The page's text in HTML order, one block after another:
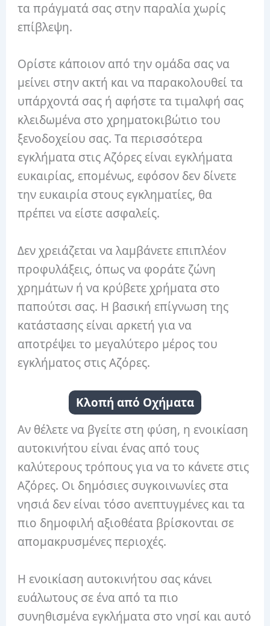
τα πράγματά σας στην παραλία χωρίς
επίβλεψη.
Ορίστε κάποιον από την ομάδα σας να
μείνει στην ακτή και να παρακολουθεί τα
υπάρχοντά σας ή αφήστε τα τιμαλφή σας
κλειδωμένα στο χρηματοκιβώτιο του
ξενοδοχείου σας. Τα περισσότερα
εγκλήματα στις Αζόρες είναι εγκλήματα
ευκαιρίας, επομένως, εφόσον δεν δίνετε
την ευκαιρία στους εγκληματίες, θα
πρέπει να είστε ασφαλείς.
Δεν χρειάζεται να λαμβάνετε επιπλέον
προφυλάξεις, όπως να φοράτε ζώνη
χρημάτων ή να κρύβετε χρήματα στο
παπούτσι σας. Η βασική επίγνωση της
κατάστασης είναι αρκετή για να
αποτρέψει το μεγαλύτερο μέρος του
εγκλήματος στις Αζόρες.
Κλοπή από Οχήματα
Αν θέλετε να βγείτε στη φύση, η ενοικίαση
αυτοκινήτου είναι ένας από τους
καλύτερους τρόπους για να το κάνετε στις
Αζόρες. Οι δημόσιες συγκοινωνίες στα
νησιά δεν είναι τόσο ανεπτυγμένες και τα
πιο δημοφιλή αξιοθέατα βρίσκονται σε
απομακρυσμένες περιοχές.
Η ενοικίαση αυτοκινήτου σας κάνει
ευάλωτους σε ένα από τα πιο
συνηθισμένα εγκλήματα στο νησί και αυτό